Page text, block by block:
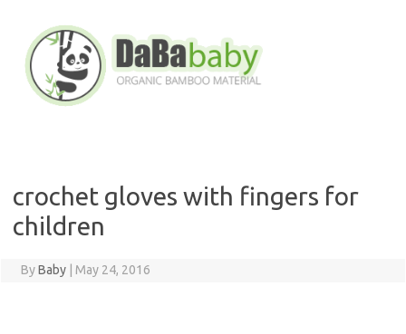
content
crochet gloves with fingers for
children
ByBaby May 24, 2016